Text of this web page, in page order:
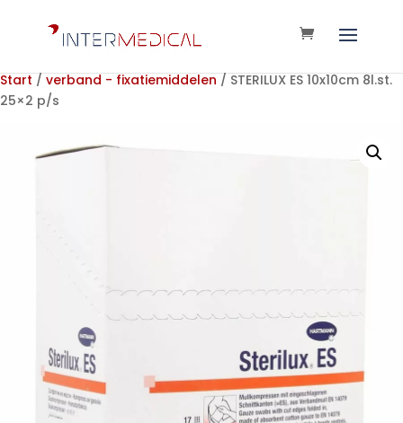
Start / verband - fixatiemiddelen / STERILUX ES 10x10cm 8l.st.
25×2 p/s